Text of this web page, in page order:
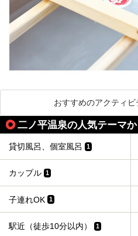
おすすめのアクティ
二ノ平温泉の人気テーマ
貸切風呂、個室風呂 1
カップル 1
子連れOK 1
駅近（徒歩10分以内） 1